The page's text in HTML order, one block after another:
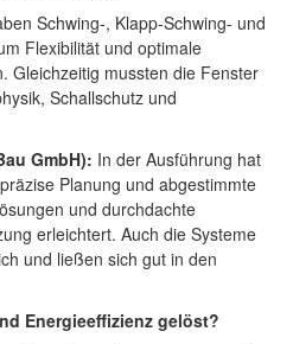
Schwing-, Klapp-Schwing- und
Flexibilität und optimale
Gleichzeitig mussten die Fenster
Schallschutz und
GmbH): In der Ausführung hat
Planung und abgestimmte
und durchdachte
erleichtert. Auch die Systeme
und ließen sich gut in den
Energieeffizienz gelöst?